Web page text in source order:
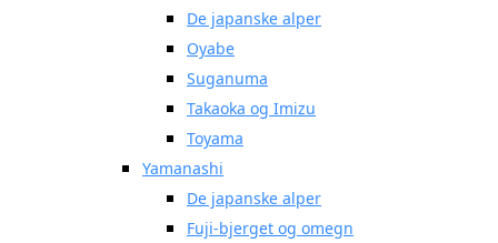
De japanske alper
Oyabe
Suganuma
Takaoka og Imizu
Toyama
Yamanashi
De japanske alper
Fuji-bjerget og omegn